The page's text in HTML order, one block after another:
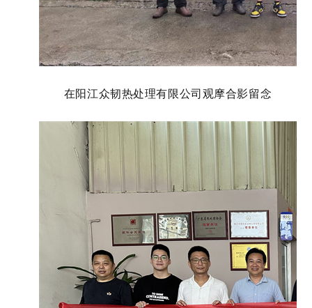
在阳江众韧热处理有限公司观摩合影留念